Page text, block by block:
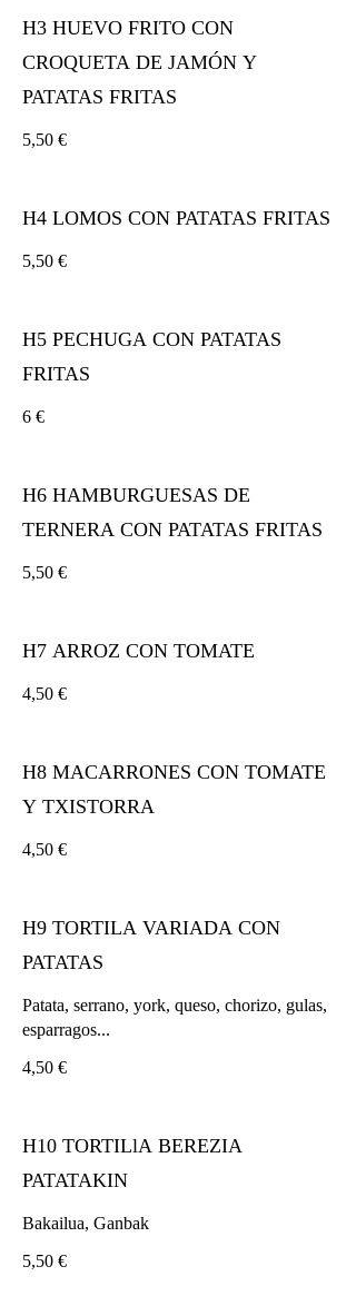
H3 HUEVO FRITO CON
CROQUETA DE JAMÓN Y
PATATAS FRITAS
5,50 €
H4 LOMOS CON PATATAS FRITAS
5,50 €
H5 PECHUGA CON PATATAS
FRITAS
6 €
H6 HAMBURGUESAS DE
TERNERA CON PATATAS FRITAS
5,50 €
H7 ARROZ CON TOMATE
4,50 €
H8 MACARRONES CON TOMATE
Y TXISTORRA
4,50 €
H9 TORTILA VARIADA CON
PATATAS
Patata, serrano, york, queso, chorizo, gulas,
esparragos...
4,50 €
H10 TORTILlA BEREZIA
PATATAKIN
Bakailua, Ganbak
5,50 €